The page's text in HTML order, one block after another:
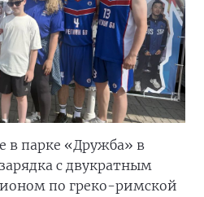
в парке «Дружба» в
с двукратным
по греко-римской